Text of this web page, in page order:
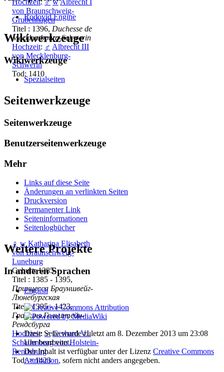
Hochzeit:♂ wAlbrecht I
von Braunschweig-
Grubenhagen
Titel : 1396, Duchesse de
Mecklembourg-Schwerin
Hochzeit: ♂ Albrecht III
von Mecklenburg-
Schwerin
Tod: 1410
♀ w Katharina Elisabeth
von Braunschweig-
Luneburg
Geburt: 1385
Titel : 1385 - 1395,
Принцесса Брауншвейг-
Люнебургская
Titel : 1395 - 1423,
Графиня Гольштейн-
Рендсбурга
Hochzeit: ♂ Gerhard VI.
Schauenburg von Holstein-
Rendsburg
Tod: > 1423
Rodovid Engine
Wikiwerkzeuge
Wikiwerkzeuge
Spezialseiten
Seitenwerkzeuge
Seitenwerkzeuge
Benutzerseitenwerkzeuge
Mehr
Links auf diese Seite
Änderungen an verlinkten Seiten
Druckversion
Permanenter Link
Seiten­­informationen
Seitenlogbücher
Weitere Projekte
In anderen Sprachen
English
Diese Seite wurde zuletzt am 8. Dezember 2013 um 23:08
Uhr bearbeitet.
Der Inhalt ist verfügbar unter der Lizenz Creative Commons
Attribution, sofern nicht anders angegeben.